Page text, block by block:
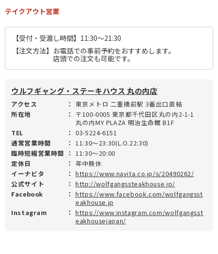
テイクアウト営業
【受付・受渡し時間】11:30～21:30
【注文方法】お電話での事前予約をおすすめします。
店頭での注文も可能です。
ウルフギャング・ステーキハウス 丸の内店
アクセス ： 東京メトロ 二重橋前駅 3番出口直結
所在地
：
〒100-0005 東京都千代田区丸の内2-1-1
丸の内MY PLAZA 明治生命館 B1F
TEL
： 03-5224-6151
通常営業時間
： 11:30～23:30(L.O.22:30)
臨時短縮営業時間
： 11:30～20:00
定休日
： 年中無休
イーナビタ
： https://www.navita.co.jp/s/20490262/
公式サイト
： http://wolfgangssteakhouse.jp/
Facebook
： https://www.facebook.com/wolfgangsst
eakhouse.jp
Instagram
： https://www.instagram.com/wolfgangsst
eakhousejapan/